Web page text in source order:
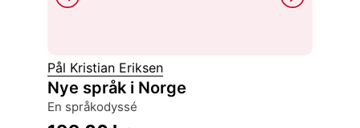
Pål Kristian Eriksen
Nye språk i Norge
en språkodyssé